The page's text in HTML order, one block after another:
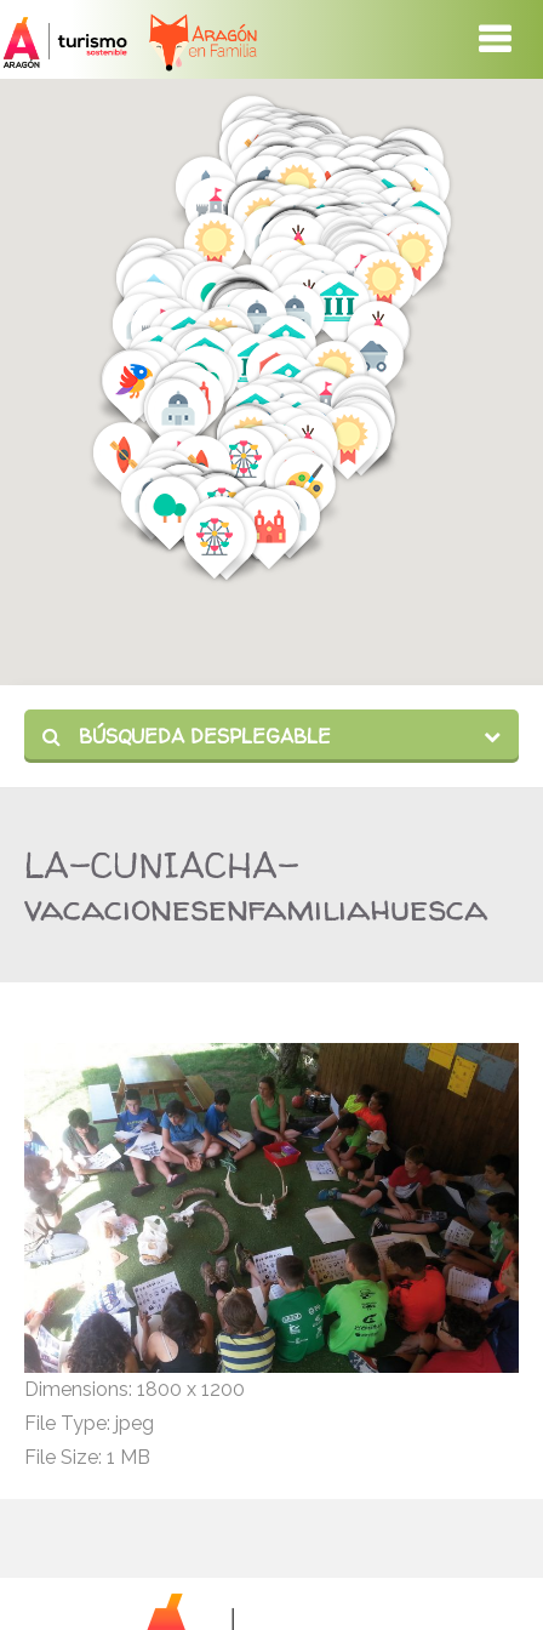
BÚSQUEDA DESPLEGABLE
LA-CUNIACHA-
vacacionesenfamiliahuesca
Dimensions: 1800 x 1200
File Type: jpeg
File Size: 1 MB